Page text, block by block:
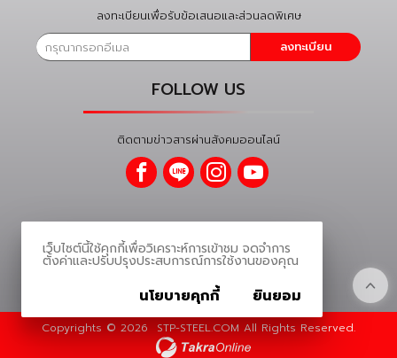
ลงทะเบียนเพื่อรับข้อเสนอและส่วนลดพิเศษ
ลงทะเบียน
FOLLOW US
ติดตามข่าวสารผ่านสังคมออนไลน์
Copyrights © 2026 STP-STEEL.COM All Rights Reserved.
เว็บไซต์นี้ใช้คุกกี้เพื่อวิเคราะห์การเข้าชม จดจำการ
ตั้งค่าและปรับปรุงประสบการณ์การใช้งานของคุณ
นโยบายคุกกี้ ยินยอม